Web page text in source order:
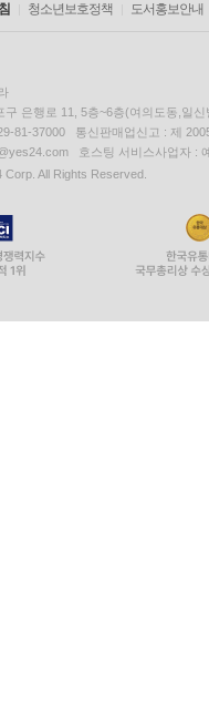
청소년보호정책 도서홍보안내
구 은행로 11, 5층~6층(여의도동,일신
81-37000 통신판매업신고 : 제
호스팅 서비스사업자 :
All Rights Reserved.